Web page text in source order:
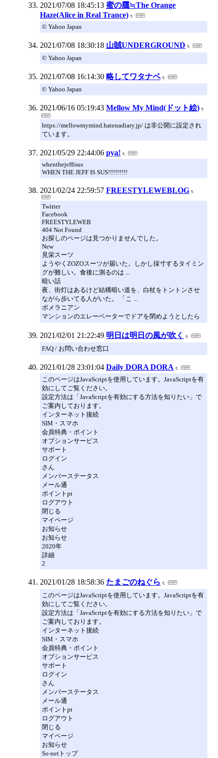
2021/07/08 18:45:13 蜜の靄≒The Orange
Haze(Alice in Real Trance)
© Yahoo Japan
2021/07/08 18:30:18 山賊UNDERGROUND
© Yahoo Japan
2021/07/08 16:14:30 略してワタナベ
© Yahoo Japan
2021/06/16 05:19:43 Mellow My Mind(ドット絵)
https://mellowmymind.hatenadiary.jp/ は非公開に設定され
ています。
2021/05/29 22:44:06 pya!
whenthejeffisus
WHEN THE JEFF IS SUS!!!!!!!!!!
2021/02/24 22:59:57 FREESTYLEWEBLOG
Twitter
Facebook
FREESTYLEWEB
404 Not Found
お探しのページは見つかりませんでした。
New
見栄スーツ
ようやくZOZOスーツが届いた。しかし採寸するタイミン
グが難しい。食後に測るのは ...
暗い話
夜、街灯はあるけど結構暗い道を、白杖をトントンさせ
ながら歩いてる人がいた。 「こ ...
ポメラニアン
マンションのエレーベーターでドアを閉めようとしたら
2021/02/01 21:22:49 明日は明日の風が吹く
FAQ / お問い合わせ窓口
2021/01/28 23:01:04 Daily DORA DORA
このページはJavaScriptを使用しています。JavaScriptを有
効にしてご覧ください。
設定方法は「JavaScriptを有効にする方法を知りたい」で
ご案内しております。
インターネット接続
SIM・スマホ
会員特典・ポイント
オプションサービス
サポート
ログイン
さん
メンバーステータス
メール通
ポイントpt
ログアウト
閉じる
マイページ
お知らせ
お知らせ
2020年
詳細
2
2021/01/28 18:58:36 たまごのねぐら
このページはJavaScriptを使用しています。JavaScriptを有
効にしてご覧ください。
設定方法は「JavaScriptを有効にする方法を知りたい」で
ご案内しております。
インターネット接続
SIM・スマホ
会員特典・ポイント
オプションサービス
サポート
ログイン
さん
メンバーステータス
メール通
ポイントpt
ログアウト
閉じる
マイページ
お知らせ
So-netトップ